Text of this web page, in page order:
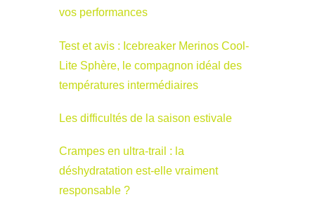
vos performances
Test et avis : Icebreaker Merinos Cool-
Lite Sphère, le compagnon idéal des
températures intermédiaires
Les difficultés de la saison estivale
Crampes en ultra-trail : la
déshydratation est-elle vraiment
responsable ?